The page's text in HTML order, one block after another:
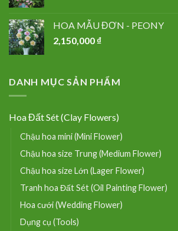
HOA MẪU ĐƠN - PEONY
2,150,000 ₫
DANH MỤC SẢN PHẨM
Hoa Đất Sét (Clay Flowers)
Chậu hoa mini (Mini Flower)
Chậu hoa size Trung (Medium Flower)
Chậu hoa size Lớn (Lager Flower)
Tranh hoa Đất Sét (Oil Painting Flower)
Hoa cưới (Wedding Flower)
Dụng cụ (Tools)